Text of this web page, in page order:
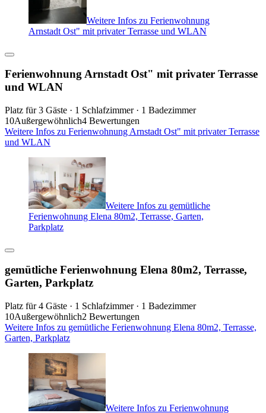
Weitere Infos zu Ferienwohnung
Arnstadt Ost" mit privater Terrasse und WLAN
Ferienwohnung Arnstadt Ost" mit privater Terrasse
und WLAN
Platz für 3 Gäste · 1 Schlafzimmer · 1 Badezimmer
10Außergewöhnlich4 Bewertungen
Weitere Infos zu Ferienwohnung Arnstadt Ost" mit privater Terrasse
und WLAN
Weitere Infos zu gemütliche
Ferienwohnung Elena 80m2, Terrasse, Garten,
Parkplatz
gemütliche Ferienwohnung Elena 80m2, Terrasse,
Garten, Parkplatz
Platz für 4 Gäste · 1 Schlafzimmer · 1 Badezimmer
10Außergewöhnlich2 Bewertungen
Weitere Infos zu gemütliche Ferienwohnung Elena 80m2, Terrasse,
Garten, Parkplatz
Weitere Infos zu Ferienwohnung